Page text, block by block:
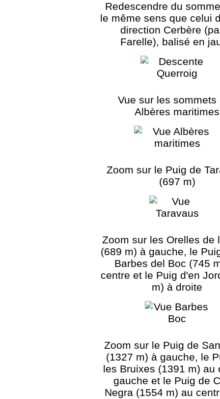
Redescendre du
le même sens que celui
direction Cerbère
Farelle), balisé en
Vue sur les sommets
Albères maritimes
Zoom sur le Puig de
(697 m)
Zoom sur les Orelles de
(689 m) à gauche, le
Barbes del Boc (745
centre et le Puig d'en
m) à droite
Zoom sur le Puig de
(1327 m) à gauche, le
les Bruixes (1391 m) au
gauche et le Puig de
Negra (1554 m) au